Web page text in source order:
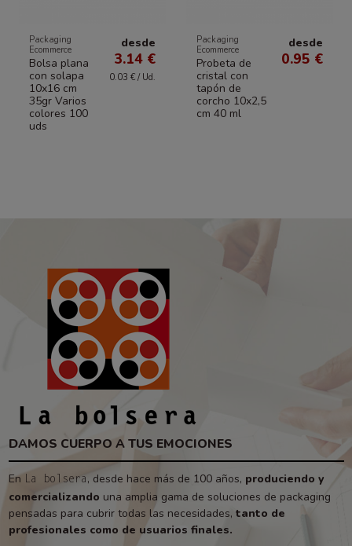
Packaging
Ecommerce
Bolsa plana
con solapa
10x16 cm
35gr Varios
colores 100
uds
desde
3.14 €
0.03 € / Ud.
Packaging
Ecommerce
Probeta de
cristal con
tapón de
corcho 10x2,5
cm 40 ml
desde
0.95 €
DAMOS CUERPO A TUS EMOCIONES
En La bolsera , desde hace más de 100 años, produciendo y
comercializando una amplia gama de soluciones de packaging
pensadas para cubrir todas las necesidades, tanto de
profesionales como de usuarios finales.